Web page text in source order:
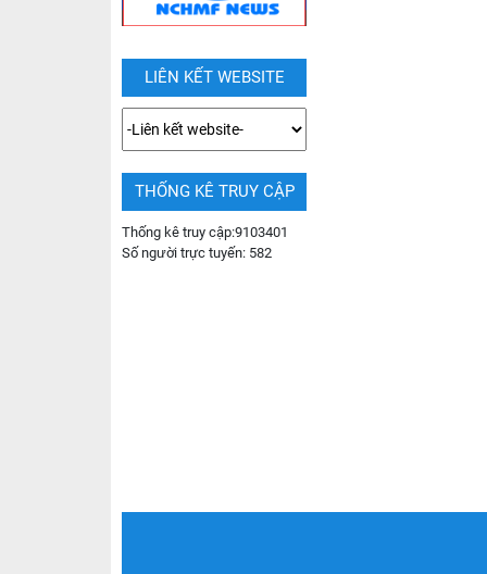
LIÊN KẾT WEBSITE
THỐNG KÊ TRUY CẬP
Thống kê truy cập:9103401
Số người trực tuyến: 582